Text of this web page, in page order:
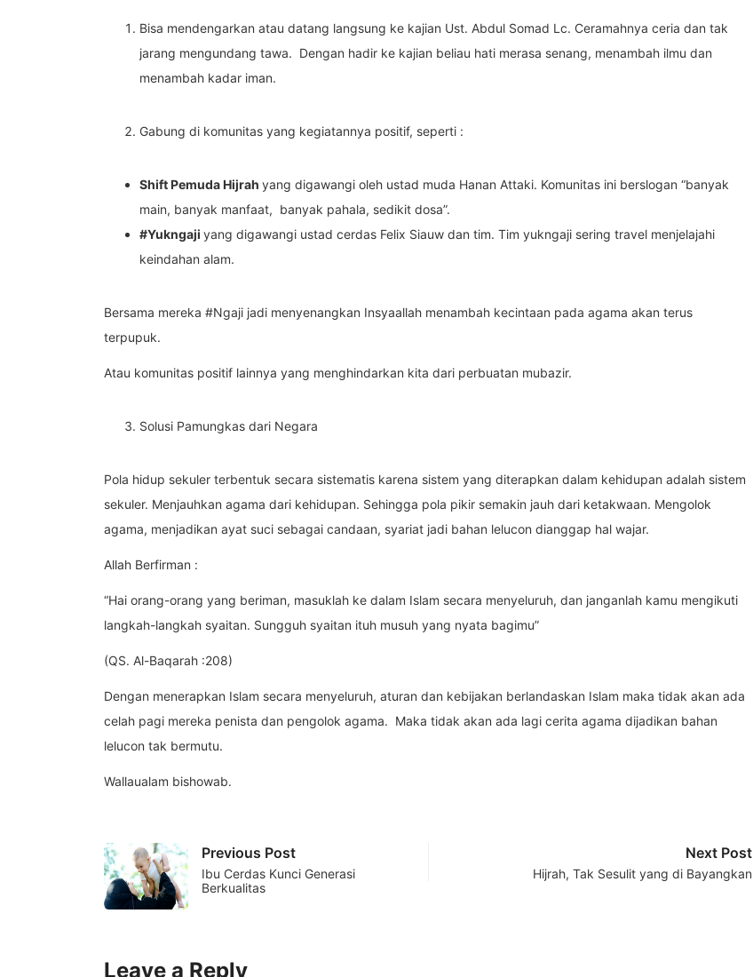
Bisa mendengarkan atau datang langsung ke kajian Ust. Abdul Somad Lc. Ceramahnya ceria dan tak
jarang mengundang tawa. Dengan hadir ke kajian beliau hati merasa senang, menambah ilmu dan
menambah kadar iman.
Gabung di komunitas yang kegiatannya positif, seperti :
Shift Pemuda Hijrah yang digawangi oleh ustad muda Hanan Attaki. Komunitas ini berslogan “banyak
main, banyak manfaat, banyak pahala, sedikit dosa”.
#Yukngaji yang digawangi ustad cerdas Felix Siauw dan tim. Tim yukngaji sering travel menjelajahi
keindahan alam.
Bersama mereka #Ngaji jadi menyenangkan Insyaallah menambah kecintaan pada agama akan terus
terpupuk.
Atau komunitas positif lainnya yang menghindarkan kita dari perbuatan mubazir.
Solusi Pamungkas dari Negara
Pola hidup sekuler terbentuk secara sistematis karena sistem yang diterapkan dalam kehidupan adalah sistem
sekuler. Menjauhkan agama dari kehidupan. Sehingga pola pikir semakin jauh dari ketakwaan. Mengolok
agama, menjadikan ayat suci sebagai candaan, syariat jadi bahan lelucon dianggap hal wajar.
Allah Berfirman :
“Hai orang-orang yang beriman, masuklah ke dalam Islam secara menyeluruh, dan janganlah kamu mengikuti
langkah-langkah syaitan. Sungguh syaitan ituh musuh yang nyata bagimu”
(QS. Al-Baqarah :208)
Dengan menerapkan Islam secara menyeluruh, aturan dan kebijakan berlandaskan Islam maka tidak akan ada
celah pagi mereka penista dan pengolok agama. Maka tidak akan ada lagi cerita agama dijadikan bahan
lelucon tak bermutu.
Wallaualam bishowab.
Previous Post
Ibu Cerdas Kunci Generasi
Berkualitas
Next Post
Hijrah, Tak Sesulit yang di Bayangkan
Leave a Reply